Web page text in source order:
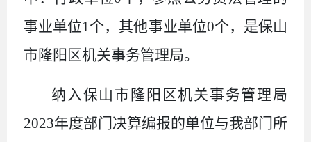
事业单位1个，其他事业单位0个，是保山
市隆阳区机关事务管理局。
纳入保山市隆阳区机关事务管理局
2023年度部门决算编报的单位与我部门所